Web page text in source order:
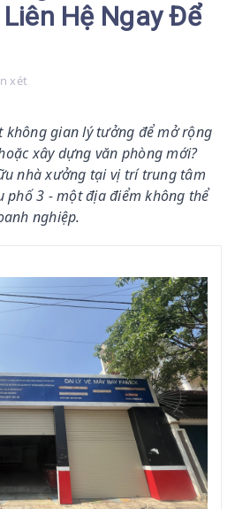
Hệ Ngay Để
xét
gian lý tưởng để mở rộng
xây dựng văn phòng mới?
nhà xưởng tại vị trí trung tâm
phố 3 - một địa điểm không thể
nghiệp.